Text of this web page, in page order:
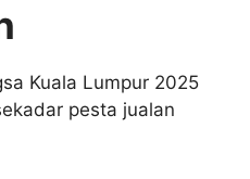
Kuala Lumpur 2025
pesta jualan